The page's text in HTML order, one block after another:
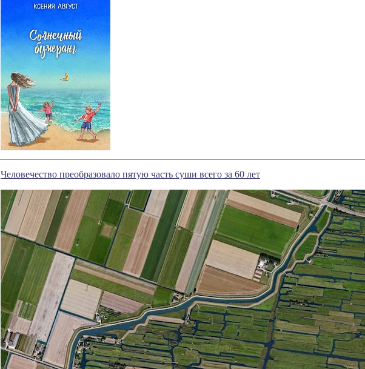
Человечество преобразовало пятую часть суши всего за 60 лет